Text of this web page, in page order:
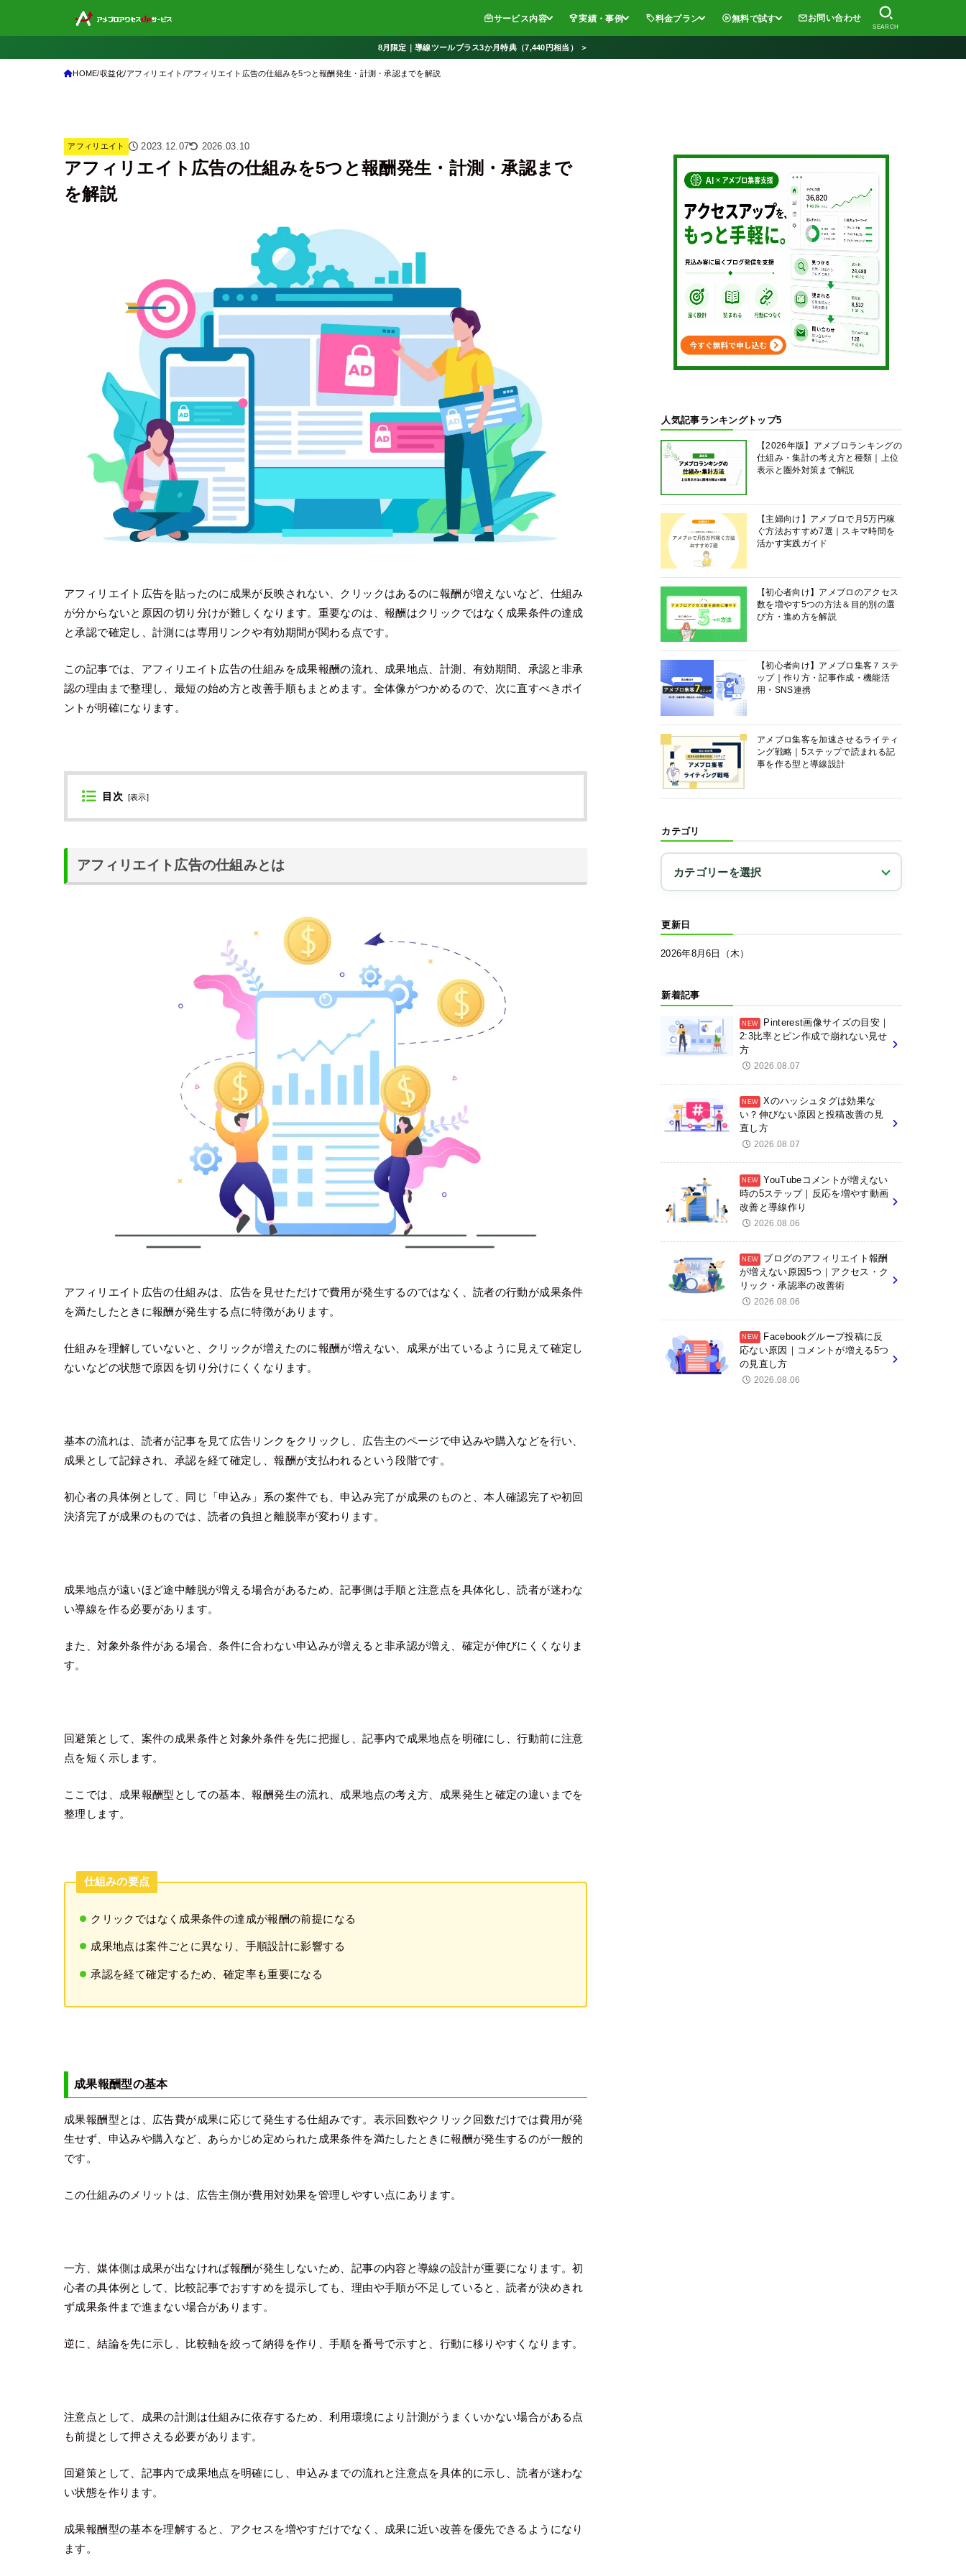
サービス内容 実績・事例 料金プラン 無料で試す お問い合わせ
SEARCH
8月限定｜導線ツールプラス3か月特典（7,440円相当） ＞
HOME 収益化 アフィリエイト アフィリエイト広告の仕組みを5つと報酬発生・計測・承認までを解説
アフィリエイト 2023.12.07 2026.03.10
アフィリエイト広告の仕組みを5つと報酬発生・計測・承認まで
を解説
アフィリエイト広告を貼ったのに成果が反映されない、クリックはあるのに報酬が増えないなど、仕組み
が分からないと原因の切り分けが難しくなります。重要なのは、報酬はクリックではなく成果条件の達成
と承認で確定し、計測には専用リンクや有効期間が関わる点です。
この記事では、アフィリエイト広告の仕組みを成果報酬の流れ、成果地点、計測、有効期間、承認と非承
認の理由まで整理し、最短の始め方と改善手順もまとめます。全体像がつかめるので、次に直すべきポイ
ントが明確になります。
目次 [表示]
アフィリエイト広告の仕組みとは
アフィリエイト広告の仕組みは、広告を見せただけで費用が発生するのではなく、読者の行動が成果条件
を満たしたときに報酬が発生する点に特徴があります。
仕組みを理解していないと、クリックが増えたのに報酬が増えない、成果が出ているように見えて確定し
ないなどの状態で原因を切り分けにくくなります。
基本の流れは、読者が記事を見て広告リンクをクリックし、広告主のページで申込みや購入などを行い、
成果として記録され、承認を経て確定し、報酬が支払われるという段階です。
初心者の具体例として、同じ「申込み」系の案件でも、申込み完了が成果のものと、本人確認完了や初回
決済完了が成果のものでは、読者の負担と離脱率が変わります。
成果地点が遠いほど途中離脱が増える場合があるため、記事側は手順と注意点を具体化し、読者が迷わな
い導線を作る必要があります。
また、対象外条件がある場合、条件に合わない申込みが増えると非承認が増え、確定が伸びにくくなりま
す。
回避策として、案件の成果条件と対象外条件を先に把握し、記事内で成果地点を明確にし、行動前に注意
点を短く示します。
ここでは、成果報酬型としての基本、報酬発生の流れ、成果地点の考え方、成果発生と確定の違いまでを
整理します。
仕組みの要点
クリックではなく成果条件の達成が報酬の前提になる
成果地点は案件ごとに異なり、手順設計に影響する
承認を経て確定するため、確定率も重要になる
成果報酬型の基本
成果報酬型とは、広告費が成果に応じて発生する仕組みです。表示回数やクリック回数だけでは費用が発
生せず、申込みや購入など、あらかじめ定められた成果条件を満たしたときに報酬が発生するのが一般的
です。
この仕組みのメリットは、広告主側が費用対効果を管理しやすい点にあります。
一方、媒体側は成果が出なければ報酬が発生しないため、記事の内容と導線の設計が重要になります。初
心者の具体例として、比較記事でおすすめを提示しても、理由や手順が不足していると、読者が決めきれ
ず成果条件まで進まない場合があります。
逆に、結論を先に示し、比較軸を絞って納得を作り、手順を番号で示すと、行動に移りやすくなります。
注意点として、成果の計測は仕組みに依存するため、利用環境により計測がうまくいかない場合がある点
も前提として押さえる必要があります。
回避策として、記事内で成果地点を明確にし、申込みまでの流れと注意点を具体的に示し、読者が迷わな
い状態を作ります。
成果報酬型の基本を理解すると、アクセスを増やすだけでなく、成果に近い改善を優先できるようになり
ます。
人気記事ランキングトップ5
【2026年版】アメブロランキングの
仕組み・集計の考え方と種類｜上位
表示と圏外対策まで解説
【主婦向け】アメブロで月5万円稼
ぐ方法おすすめ7選｜スキマ時間を
活かす実践ガイド
【初心者向け】アメブロのアクセス
数を増やす5つの方法＆目的別の選
び方・進め方を解説
【初心者向け】アメブロ集客７ステ
ップ｜作り方・記事作成・機能活
用・SNS連携
アメブロ集客を加速させるライティ
ング戦略｜5ステップで読まれる記
事を作る型と導線設計
カテゴリ
更新日
2026年8月6日（木）
新着記事
Pinterest画像サイズの目安｜
2:3比率とピン作成で崩れない見せ
方
2026.08.07
Xのハッシュタグは効果な
い？伸びない原因と投稿改善の見
直し方
2026.08.07
YouTubeコメントが増えない
時の5ステップ｜反応を増やす動画
改善と導線作り
2026.08.06
ブログのアフィリエイト報酬
が増えない原因5つ｜アクセス・ク
リック・承認率の改善術
2026.08.06
Facebookグループ投稿に反
応ない原因｜コメントが増える5つ
の見直し方
2026.08.06